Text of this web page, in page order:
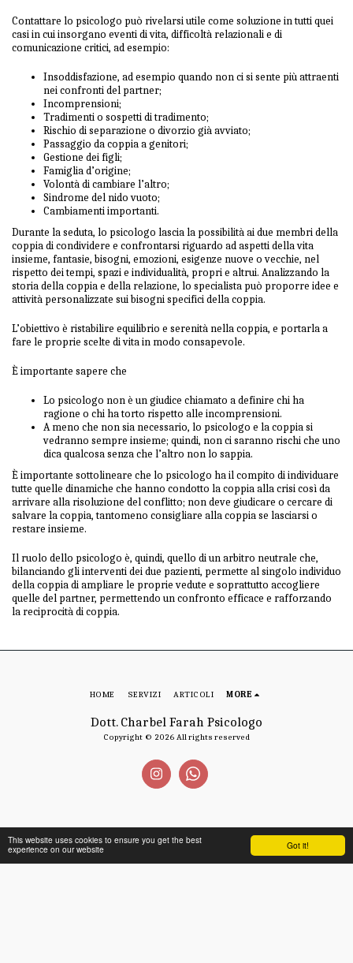
Got it!
This website uses cookies to ensure you get the best
experience on our website
Contattare lo psicologo può rivelarsi utile come soluzione in tutti quei
casi in cui insorgano eventi di vita, difficoltà relazionali e di
comunicazione critici, ad esempio:
Insoddisfazione, ad esempio quando non ci si sente più attraenti
nei confronti del partner;
Incomprensioni;
Tradimenti o sospetti di tradimento;
Rischio di separazione o divorzio già avviato;
Passaggio da coppia a genitori;
Gestione dei figli;
Famiglia d’origine;
Volontà di cambiare l’altro;
Sindrome del nido vuoto;
Cambiamenti importanti.
Durante la seduta, lo psicologo lascia la possibilità ai due membri della
coppia di condividere e confrontarsi riguardo ad aspetti della vita
insieme, fantasie, bisogni, emozioni, esigenze nuove o vecchie, nel
rispetto dei tempi, spazi e individualità, propri e altrui. Analizzando la
storia della coppia e della relazione, lo specialista può proporre idee e
attività personalizzate sui bisogni specifici della coppia.
L’obiettivo è ristabilire equilibrio e serenità nella coppia, e portarla a
fare le proprie scelte di vita in modo consapevole.
È importante sapere che
Lo psicologo non è un giudice chiamato a definire chi ha
ragione o chi ha torto rispetto alle incomprensioni.
A meno che non sia necessario, lo psicologo e la coppia si
vedranno sempre insieme; quindi, non ci saranno rischi che uno
dica qualcosa senza che l’altro non lo sappia.
È importante sottolineare che lo psicologo ha il compito di individuare
tutte quelle dinamiche che hanno condotto la coppia alla crisi così da
arrivare alla risoluzione del conflitto; non deve giudicare o cercare di
salvare la coppia, tantomeno consigliare alla coppia se lasciarsi o
restare insieme.
Il ruolo dello psicologo è, quindi, quello di un arbitro neutrale che,
bilanciando gli interventi dei due pazienti, permette al singolo individuo
della coppia di ampliare le proprie vedute e soprattutto accogliere
quelle del partner, permettendo un confronto efficace e rafforzando
la reciprocità di coppia.
Dott. Charbel Farah Psicologo
Copyright © 2026 All rights reserved
HOME SERVIZI ARTICOLI MORE